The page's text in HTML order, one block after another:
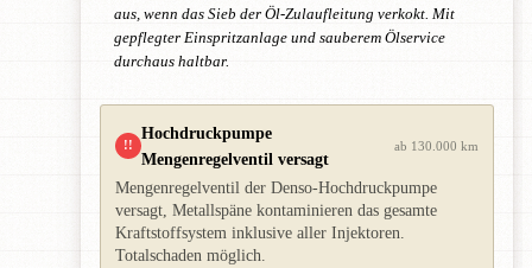
aus, wenn das Sieb der Öl-Zulaufleitung verkokt. Mit
gepflegter Einspritzanlage und sauberem Ölservice
durchaus haltbar.
!!
Hochdruckpumpe
Mengenregelventil versagt
ab 130.000 km
Mengenregelventil der Denso-Hochdruckpumpe
versagt, Metallspäne kontaminieren das gesamte
Kraftstoffsystem inklusive aller Injektoren.
Totalschaden möglich.